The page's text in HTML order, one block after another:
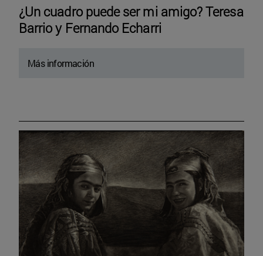
¿Un cuadro puede ser mi amigo? Teresa
Barrio y Fernando Echarri
Más información